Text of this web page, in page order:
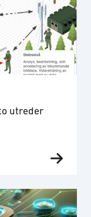
för att
federeralt
enheter
…
utreder
sig i ökande